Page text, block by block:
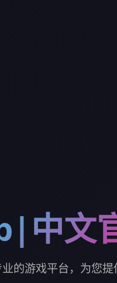
中文
的游戏平台，为您提